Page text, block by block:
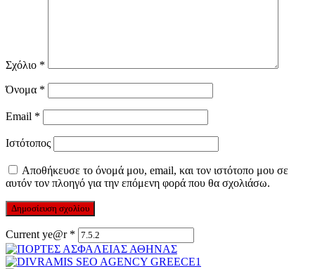
Σχόλιο *
Όνομα *
Email *
Ιστότοπος
Αποθήκευσε το όνομά μου, email, και τον ιστότοπο μου σε
αυτόν τον πλοηγό για την επόμενη φορά που θα σχολιάσω.
Current ye@r *